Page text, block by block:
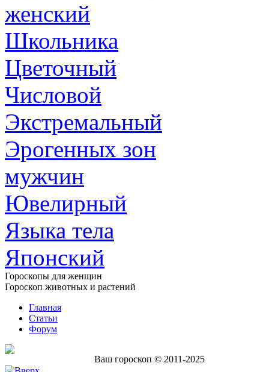
женский
Школьника
Цветочный
Числовой
Экстремальный
Эрогенных зон
мужчин
Ювелирный
Языка тела
Японский
Гороскопы для женщин
Гороскоп животных и растений
Главная
Статьи
Форум
Ваш гороскоп © 2011-2025